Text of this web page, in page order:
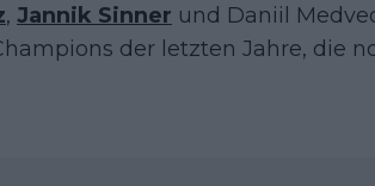
, Jannik Sinner und Daniil
der letzten Jahre, die